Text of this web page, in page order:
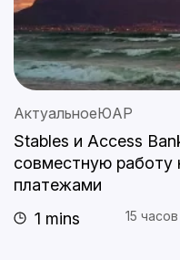
АктуальноеЮАР
Stables и Access
совместную работу
платежами
1 mins
15